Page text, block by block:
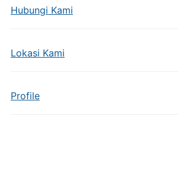
Hubungi Kami
Lokasi Kami
Profile